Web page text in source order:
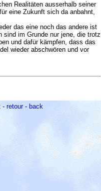
Realitäten ausserhalb seiner
eine Zukunft sich da anbahnt,
das eine noch das andere ist
sind im Grunde nur jene, die trotz
und dafür kämpfen, dass das
wieder abschwören und vor
- retour - back